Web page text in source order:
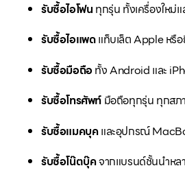
รับซื้อไอโฟน ทุกรุ่น ทั้งเครื่องใหม่แ
รับซื้อไอแพดแท็บเล็ต Apple หรื
รับซื้อมือถือทั้ง Android และ
รับซื้อโทรศัพท์ มือถือทุกรุ่น ทุกสภ
รับซื้อแมคบุคและอุปกรณ์
รับซื้อโน๊ตบุ๊คจากแบรนด์ชั้นนำหล